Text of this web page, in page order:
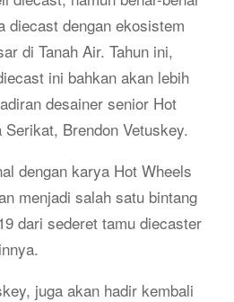
diecast dengan ekosistem
di Tanah Air. Tahun ini,
ini bahkan akan lebih
desainer senior Hot
Brendon Vetuskey.
dengan karya Hot Wheels
menjadi salah satu bintang
dari sederet tamu diecaster
juga akan hadir kembali